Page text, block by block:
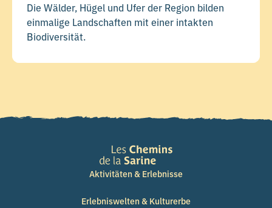
Die Wälder, Hügel und Ufer der Region bilden
einmalige Landschaften mit einer intakten
Biodiversität.
Aktivitäten & Erlebnisse
Erlebniswelten & Kulturerbe